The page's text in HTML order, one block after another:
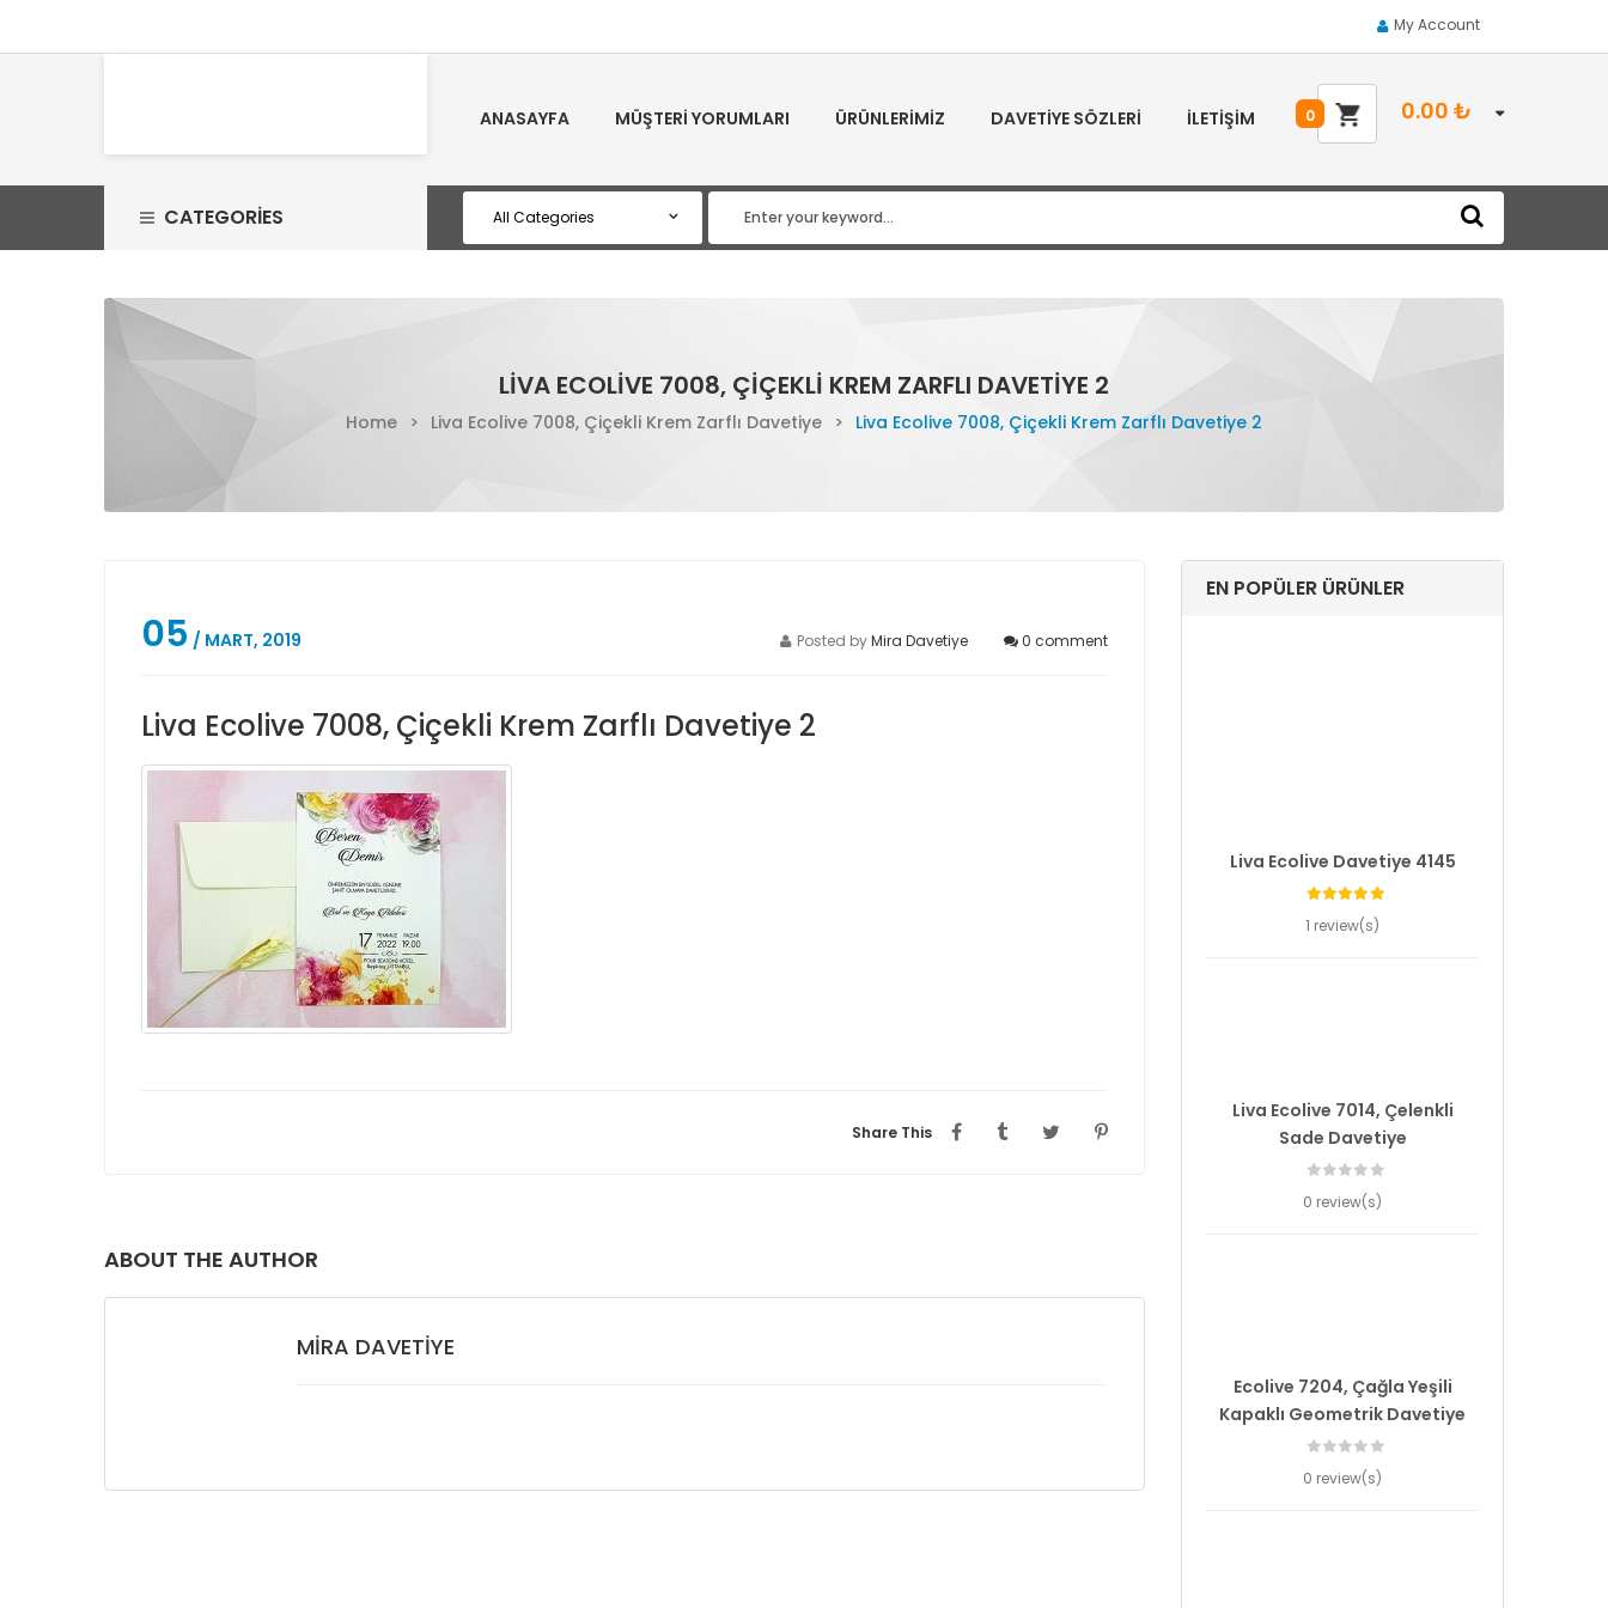
My Account
ANASAYFA MÜŞTERI YORUMLARI ÜRÜNLERIMIZ DAVETIYE SÖZLERI İLETIŞIM 0.00 ₺
0
CATEGORIES
LIVA ECOLIVE 7008, ÇIÇEKLI KREM ZARFLI DAVETIYE 2
Home > Liva Ecolive 7008, Çiçekli Krem Zarflı Davetiye > Liva Ecolive 7008, Çiçekli Krem Zarflı Davetiye 2
05 / MART, 2019 0 comment
Posted byMira Davetiye
Liva Ecolive 7008, Çiçekli Krem Zarflı Davetiye 2
Share This
ABOUT THE AUTHOR
MIRA DAVETIYE
EN POPÜLER ÜRÜNLER
Liva Ecolive Davetiye 4145
1 review(s)
Liva Ecolive 7014, Çelenkli
Sade Davetiye
0 review(s)
Ecolive 7204, Çağla Yeşili
Kapaklı Geometrik Davetiye
0 review(s)